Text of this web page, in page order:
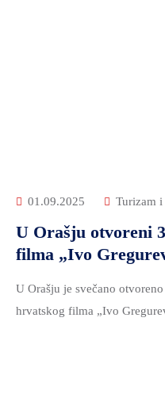
01.09.2025 Turizam
U Orašju otvoreni
filma „Ivo
U Orašju je svečano
hrvatskog filma „Ivo